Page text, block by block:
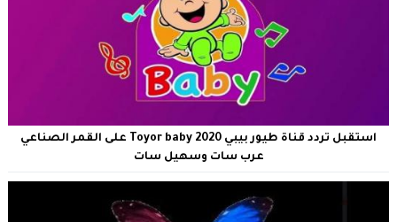
استقبل تردد قناة طيور بيبي Toyor baby 2020 على القمر الصناعي
عرب سات وسهيل سات